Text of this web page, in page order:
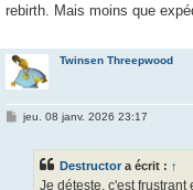
rebirth. Mais moins que
Twinsen Threepwood
Mjeu. 08 janv. 2026 23:17
Destructor a écrit : ↑
Je déteste, c'est frustrant